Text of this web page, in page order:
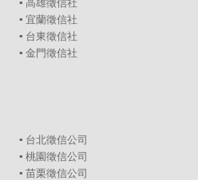
▪ 高雄徵信社
▪ 宜蘭徵信社
▪ 台東徵信社
▪ 金門徵信社
▪ 台北徵信公司
▪ 桃園徵信公司
▪ 苗栗徵信公司